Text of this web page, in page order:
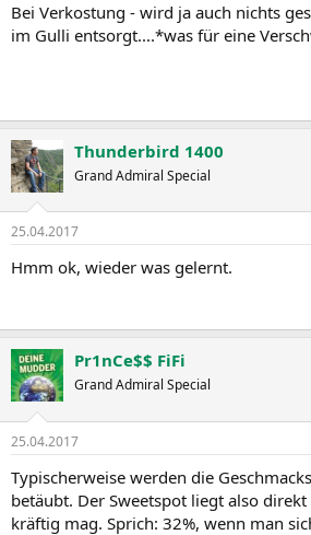
Bei Verkostung - wird ja auch nichts
im Gulli entsorgt....*was für eine
Thunderbird 1400
Grand Admiral Special
25.04.2017
Hmm ok, wieder was gelernt.
Pr1nCe$$ FiFi
Grand Admiral Special
25.04.2017
Typischerweise werden die
betäubt. Der Sweetspot liegt also
kräftig mag. Sprich: 32%, wenn man